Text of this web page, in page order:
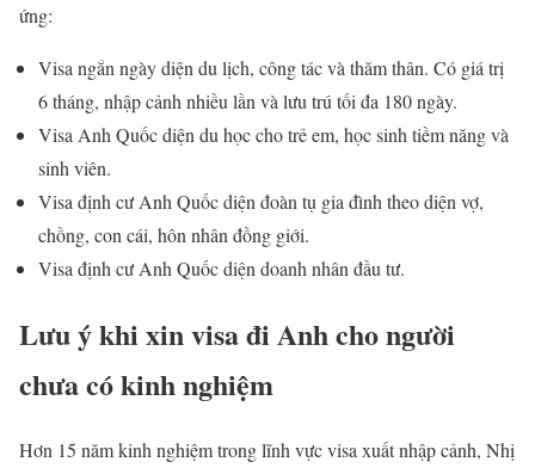
ứng:
Visa ngắn ngày diện du lịch, công tác và thăm thân. Có giá trị
6 tháng, nhập cảnh nhiều lần và lưu trú tối đa 180 ngày.
Visa Anh Quốc diện du học cho trẻ em, học sinh tiềm năng và
sinh viên.
Visa định cư Anh Quốc diện đoàn tụ gia đình theo diện vợ,
chồng, con cái, hôn nhân đồng giới.
Visa định cư Anh Quốc diện doanh nhân đầu tư.
Lưu ý khi xin visa đi Anh cho người
chưa có kinh nghiệm
Hơn 15 năm kinh nghiệm trong lĩnh vực visa xuất nhập cảnh, Nhị